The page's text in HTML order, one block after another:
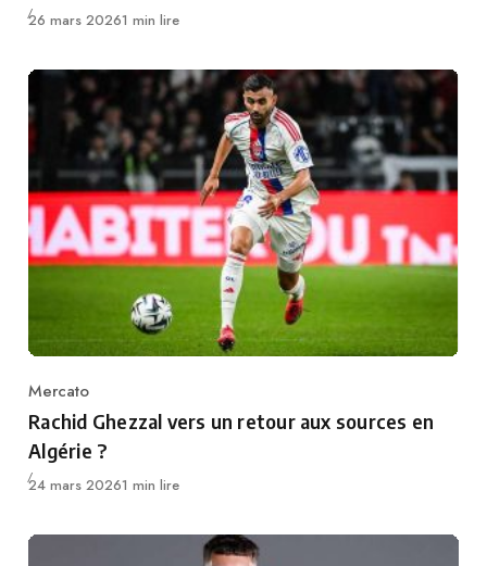
Publié
26 mars 20261 min lire
Category
Mercato
Rachid Ghezzal vers un retour aux sources en
Algérie ?
Publié
24 mars 20261 min lire